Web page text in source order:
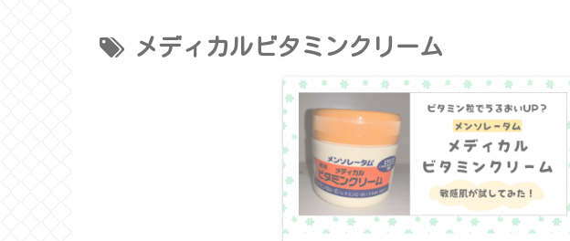
メディカルビタミンクリーム